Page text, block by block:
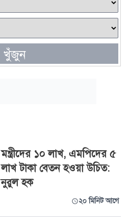
খুঁজুন
মন্ত্রীদের ১০ লাখ, এমপিদের ৫
লাখ টাকা বেতন হওয়া উচিত:
নুরুল হক
২০ মিনিট আগে